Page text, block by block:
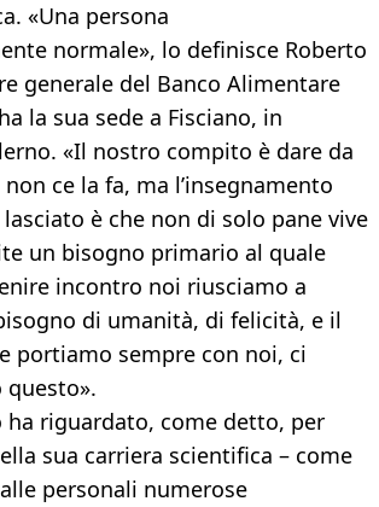
«Una persona
normale», lo definisce Roberto
generale del Banco Alimentare
la sua sede a Fisciano, in
«Il nostro compito è dare da
ce la fa, ma l’insegnamento
lasciato è che non di solo pane vive
un bisogno primario al quale
incontro noi riusciamo a
di umanità, di felicità, e il
portiamo sempre con noi, ci
riguardato, come detto, per
sua carriera scientifica – come
personali numerose